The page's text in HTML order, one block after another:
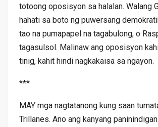
totoong oposisyon sa halalan. Walang
hahati sa boto ng puwersang
tao na pumapapel na tagabulong, o
tagasulsol. Malinaw ang oposisyon
tinig, kahit hindi nagkakaisa sa ngayon.
***
MAY mga nagtatanong kung saan
Trillanes. Ano ang kanyang